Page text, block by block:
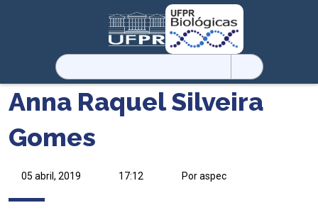
Pesquisar
por:
Anna Raquel Silveira
Gomes
05 abril, 2019 17:12 Por aspec